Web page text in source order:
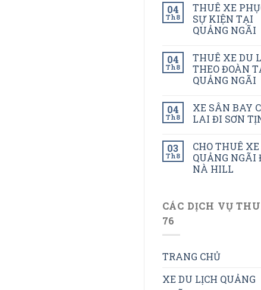
04
Th8
THUÊ XE
SỰ KIỆN TẠI
QUẢNG NGÃI
04
Th8
THUÊ XE DU
THEO ĐOÀN
QUẢNG NGÃI
04
Th8
XE SÂN BAY
LAI ĐI SƠN
03
Th8
CHO THUÊ XE
QUẢNG NGÃI
NÀ HILL
CÁC DỊCH VỤ
76
TRANG CHỦ
XE DU LỊCH QUẢNG